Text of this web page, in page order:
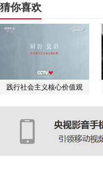
猜你喜欢
践行社会主义核心价值观